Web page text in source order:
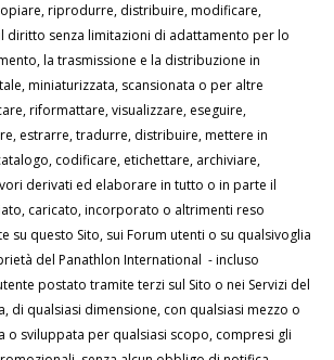
riprodurre, distribuire, modificare,
diritto senza limitazioni di adattamento per lo
la trasmissione e la distribuzione in
miniaturizzata, scansionata o per altre
riformattare, visualizzare, eseguire,
estrarre, tradurre, distribuire, mettere in
codificare, etichettare, archiviare,
derivati ed elaborare in tutto o in parte il
caricato, incorporato o altrimenti reso
su questo Sito, sui Forum utenti o su qualsivoglia
del Panathlon International - incluso
postato tramite terzi sul Sito o nei Servizi del
di qualsiasi dimensione, con qualsiasi mezzo o
o sviluppata per qualsiasi scopo, compresi gli